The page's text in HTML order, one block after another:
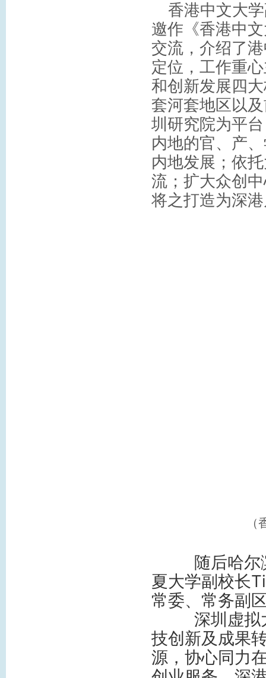
香港中文大学
邀作《香港中
交流，介绍了
定位，工作重
和创新发展四
套河套地区以
圳研究院为平
内地的官、产
内地发展；依
流；扩大众创
将之打造为深
随后哈
夏大学副校长
常委、常务副
深圳虚拟大
技创新及成果
源，协心同力